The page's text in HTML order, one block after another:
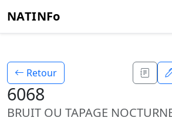
NATINFo
Retour
6068
BRUIT OU TAPAGE